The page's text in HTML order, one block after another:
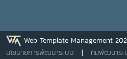
ในโอกาสนี้ ก่อนเริ่มกิจกรรม ผู้เข้า
เพื่อถวายความอาลัยแด่ สมเด็จพระ
ราชินีนาถ พระบรมราชชนนีพันปีหล
Web Template Management
นโยบายการพัฒนาระบบ | ทีมพัฒนาระ